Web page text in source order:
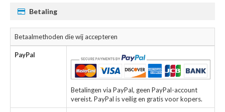
Betaling
Betaalmethoden die wij accepteren
PayPal
Betalingen via PayPal, geen PayPal-account
vereist. PayPal is veilig en gratis voor kopers.